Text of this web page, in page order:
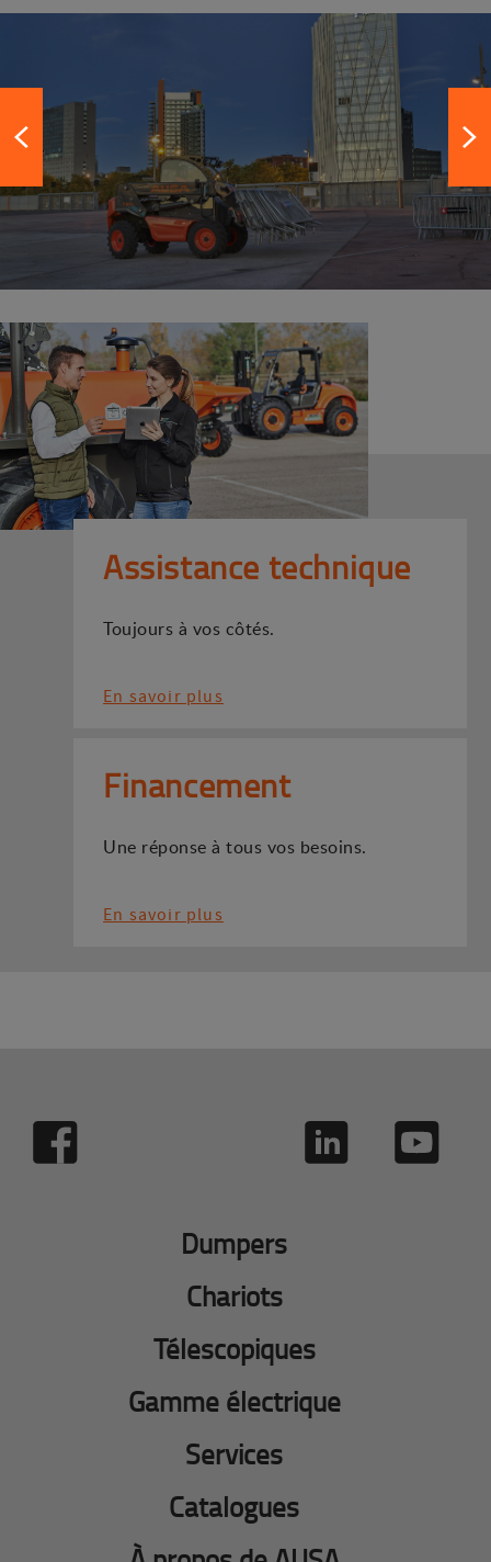
Assistance technique
Toujours à vos côtés.
En savoir plus
Financement
Une réponse à tous vos besoins.
En savoir plus
Dumpers
Chariots
Télescopiques
Gamme électrique
Services
Catalogues